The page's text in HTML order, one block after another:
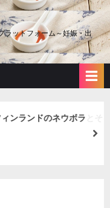
ラットフォーム～妊娠・出
ンランドのネウボラとそ